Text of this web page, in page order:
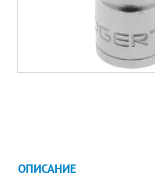
ОПИСАНИЕ